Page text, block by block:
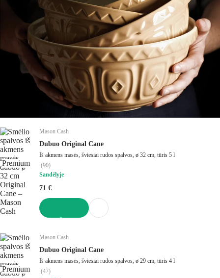
Premium
Mason Cash
Dubuo Original Cane
Iš akmens masės, šviesiai rudos spalvos, ø 32 cm, tūris 5 l
(90)
Sandėlyje
71 €
Premium
Mason Cash
Dubuo Original Cane
Iš akmens masės, šviesiai rudos spalvos, ø 29 cm, tūris 4 l
(47)